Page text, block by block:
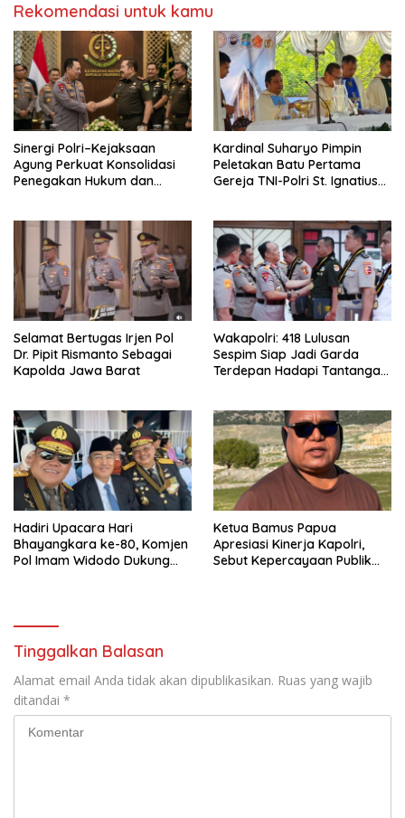
Rekomendasi untuk kamu
Sinergi Polri–Kejaksaan
Agung Perkuat Konsolidasi
Penegakan Hukum dan
Kardinal Suharyo Pimpin
Peletakan Batu Pertama
Gereja TNI-Polri St. Ignatius
Selamat Bertugas Irjen Pol
Dr. Pipit Rismanto Sebagai
Kapolda Jawa Barat
Wakapolri: 418 Lulusan
Sespim Siap Jadi Garda
Terdepan Hadapi Tantangan
Hadiri Upacara Hari
Bhayangkara ke-80, Komjen
Pol Imam Widodo Dukung
Ketua Bamus Papua
Apresiasi Kinerja Kapolri,
Sebut Kepercayaan Publik
Tinggalkan Balasan
Alamat email Anda tidak akan dipublikasikan. Ruas yang wajib
ditandai *